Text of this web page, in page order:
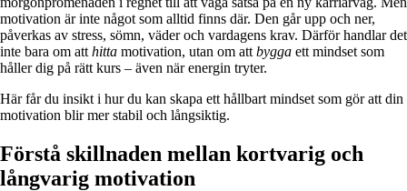
motivation är inte något som alltid finns där. Den går upp och ner,
påverkas av stress, sömn, väder och vardagens krav. Därför handlar det
inte bara om att hitta motivation, utan om att bygga ett mindset som
håller dig på rätt kurs – även när energin tryter.
Här får du insikt i hur du kan skapa ett hållbart mindset som gör att din
motivation blir mer stabil och långsiktig.
Förstå skillnaden mellan kortvarig och
långvarig motivation